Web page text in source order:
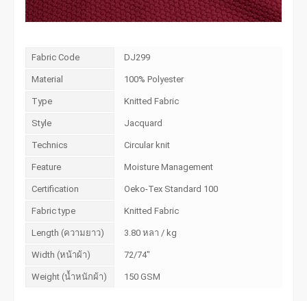
Fabric Code DJ299
Material 100% Polyester
Type Knitted Fabric
Style Jacquard
Technics Circular knit
Feature Moisture Management
Certification Oeko-Tex Standard 100
Fabric type Knitted Fabric
Length (ความยาว) 3.80 หลา / kg
Width (หน้าผ้า) 72/74"
Weight (น้ำหนักผ้า) 150 GSM